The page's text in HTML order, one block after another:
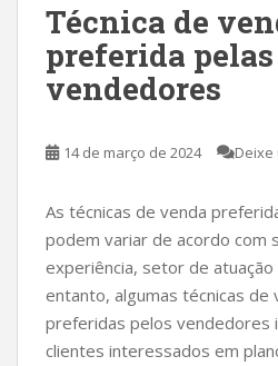
Técnica de
preferida pelas
vendedores
14 de março de 2024 Deixe
As técnicas de venda
podem variar de acordo com
experiência, setor de atuação
entanto, algumas técnicas de
preferidas pelos vendedores
clientes interessados em